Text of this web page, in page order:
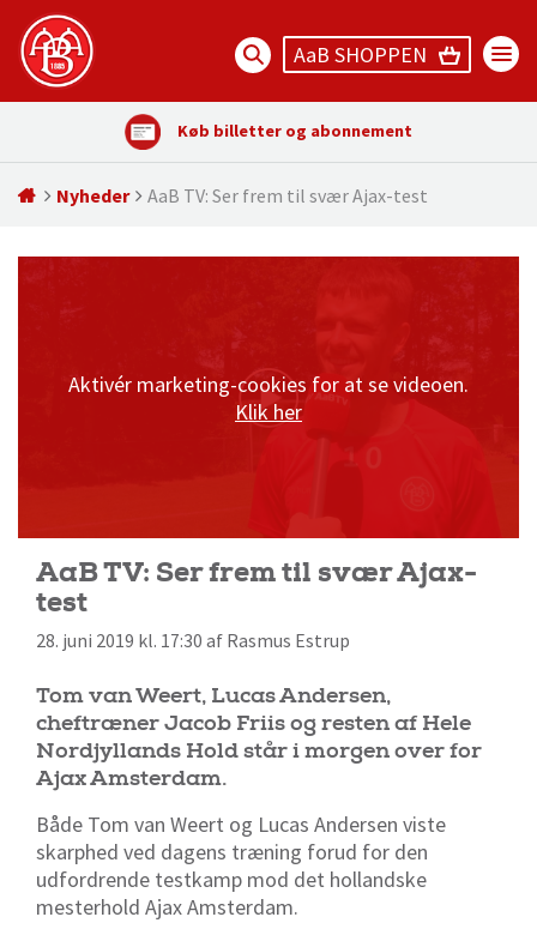
AaB SHOPPEN
Køb billetter og abonnement
Nyheder AaB TV: Ser frem til svær Ajax-test
Aktivér marketing-cookies for at se videoen.
Klik her
AaB TV: Ser frem til svær Ajax-
test
28. juni 2019 kl. 17:30 af Rasmus Estrup
Tom van Weert, Lucas Andersen,
cheftræner Jacob Friis og resten af Hele
Nordjyllands Hold står i morgen over for
Ajax Amsterdam.
Både Tom van Weert og Lucas Andersen viste
skarphed ved dagens træning forud for den
udfordrende testkamp mod det hollandske
mesterhold Ajax Amsterdam.